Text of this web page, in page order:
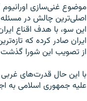
موضوع غنی‌سازی
این سو، با هدف اقناع
ایران صادر کرده که
از تصویب این شورا
با این حال قدرت‌های غربی
علیه جمهوری اسلامی به